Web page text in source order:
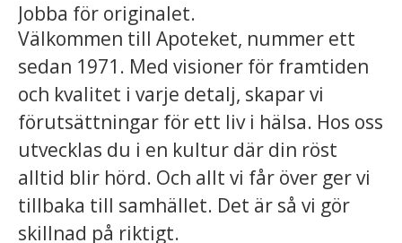
Jobba för originalet.
Välkommen till Apoteket, nummer ett
sedan 1971. Med visioner för framtiden
och kvalitet i varje detalj, skapar vi
förutsättningar för ett liv i hälsa. Hos oss
utvecklas du i en kultur där din röst
alltid blir hörd. Och allt vi får över ger vi
tillbaka till samhället. Det är så vi gör
skillnad på riktigt.